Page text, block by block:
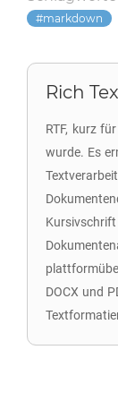
markdown
Rich
RTF, kurz
wurde. Es
DOCX und